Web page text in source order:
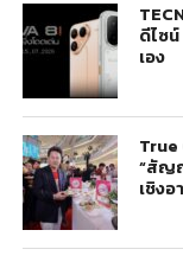
ดีไซ
เอง
“สัญ
เชิงอ